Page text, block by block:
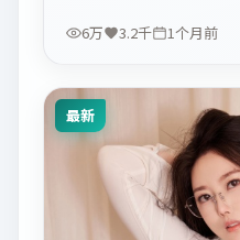
6万 3.2千 1个月前
最新